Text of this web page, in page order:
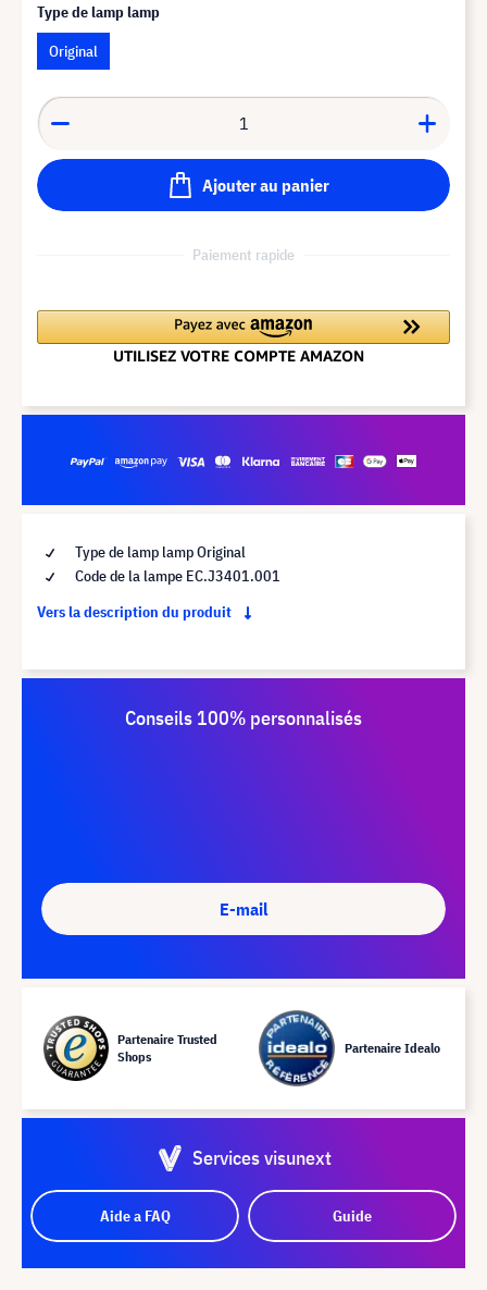
Type de lamp lamp
Original
Ajouter au panier
Paiement rapide
Type de lamp lamp Original
Code de la lampe EC.J3401.001
Vers la description du produit
Conseils 100% personnalisés
E-mail
Partenaire Trusted
Shops
Partenaire Idealo
Services visunext
Aide a FAQ Guide